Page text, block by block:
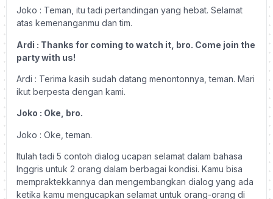
Joko : Teman, itu tadi pertandingan yang hebat. Selamat
atas kemenanganmu dan tim.
Ardi : Thanks for coming to watch it, bro. Come join the
party with us!
Ardi : Terima kasih sudah datang menontonnya, teman. Mari
ikut berpesta dengan kami.
Joko : Oke, bro.
Joko : Oke, teman.
Itulah tadi 5 contoh dialog ucapan selamat dalam bahasa
Inggris untuk 2 orang dalam berbagai kondisi. Kamu bisa
mempraktekkannya dan mengembangkan dialog yang ada
ketika kamu mengucapkan selamat untuk orang-orang di